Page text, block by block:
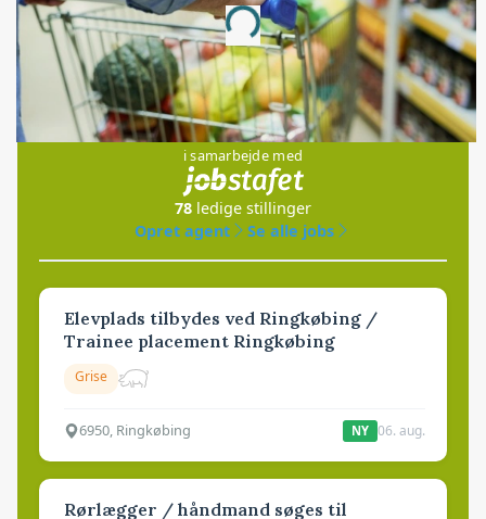
Loading...
Jobs
i samarbejde med
78 ledige stillinger
Opret agent
Se alle jobs
Elevplads tilbydes ved Ringkøbing /
Trainee placement Ringkøbing
Grise
6950, Ringkøbing NY 06. aug.
Rørlægger / håndmand søges til